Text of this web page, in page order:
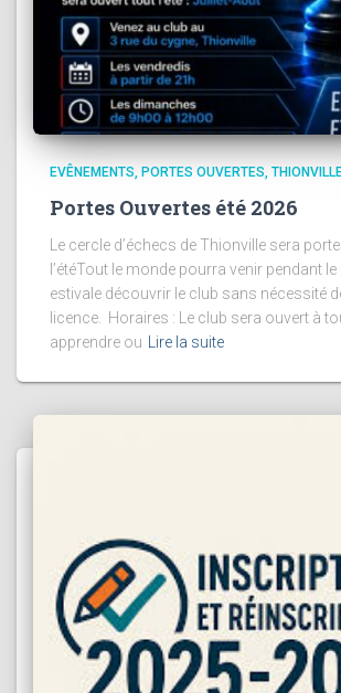
EVÊNEMENTS PORTES OUVERTES
Portes Ouvertes été 2026
Le cercle d’échecs de Thionville sera
l’étéTout le monde pourra venir pendant
estivale découvrir le club sans nécessité
licence. Horaires : Le club sera ouvert à
apprendre ou
Lire la suite